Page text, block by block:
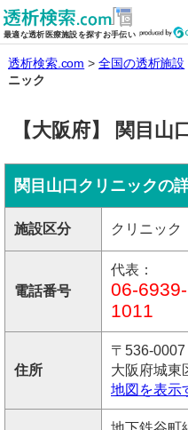
最適な透析医療施設を探すお手伝い
全国の透
透析検索.com 全国の透析施設
ニック
【大阪府】 関目山
関目山口クリニックの
施設区分 クリニック
電話番号
代表：
06-6939-
1011
住所
〒536-0007
大阪府城東
地図を表示